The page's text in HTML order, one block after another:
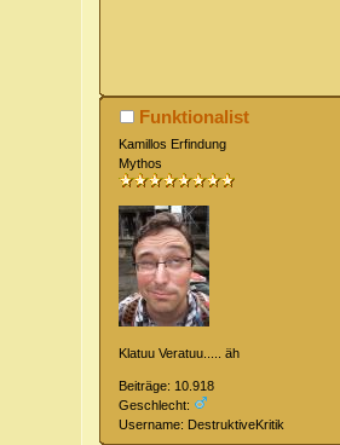
Funktionalist
Kamillos Erfindung
Mythos
Klatuu Veratuu..... äh
Beiträge: 10.918
Geschlecht:
Username: DestruktiveKritik